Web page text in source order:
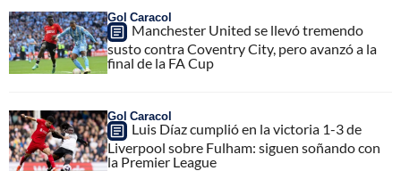
Gol Caracol
Manchester United se llevó tremendo
susto contra Coventry City, pero avanzó a la
final de la FA Cup
Gol Caracol
Luis Díaz cumplió en la victoria 1-3 de
Liverpool sobre Fulham: siguen soñando con
la Premier League